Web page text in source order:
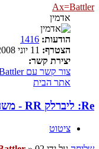
Ax=Battler
אדמין
הודעות: 1416
הצטרף:
יצירת קשר:
צור קשר עם Ax=Battler
אתר הבית
Re: ליברלק RR - משחקים נראים לא טוב ושלט מתנתק
ציטוט